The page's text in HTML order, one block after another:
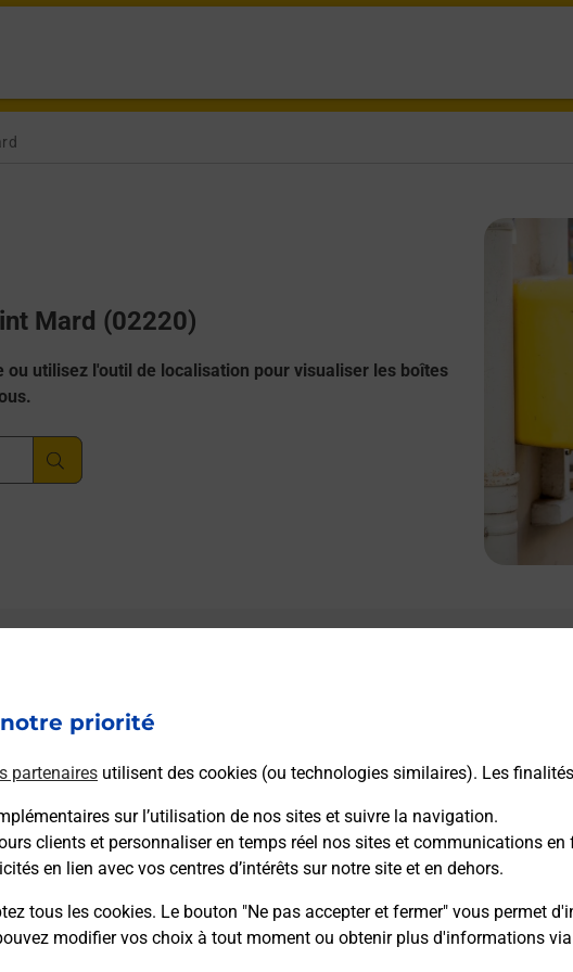
priorité
partenaires utilisent des cookies (ou technologies similaires). Les
sur l’utilisation de nos sites et suivre la navigation.
clients et personnaliser en temps réel nos sites et communications
en lien avec vos centres d’intérêts sur notre site et en dehors.
tous les cookies. Le bouton "Ne pas accepter et fermer" vous permet
modifier vos choix à tout moment ou obtenir plus d'informations via
Mard (02220)
ou utilisez l'outil de localisation pour visualiser les boîtes